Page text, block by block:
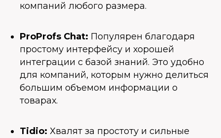
компаний любого размера.
ProProfs Chat: Популярен благодаря
простому интерфейсу и хорошей
интеграции с базой знаний. Это удобно
для компаний, которым нужно делиться
большим объемом информации о
товарах.
Tidio: Хвалят за простоту и сильные